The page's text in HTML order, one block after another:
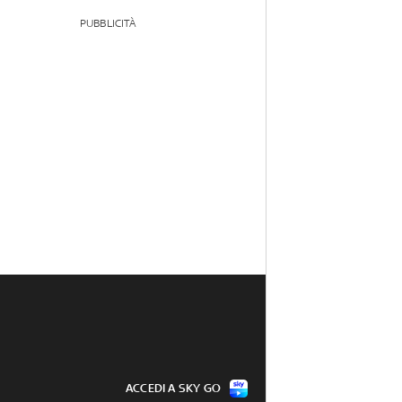
PUBBLICITÀ
ACCEDI A SKY GO